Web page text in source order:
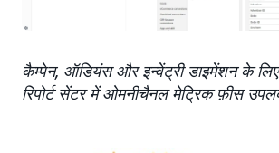
कैम्पेन, ऑडियंस और इन्वेंट्री डाइमेंशन के
रिपोर्ट सेंटर में ओमनीचैनल मेट्रिक फ़ीस